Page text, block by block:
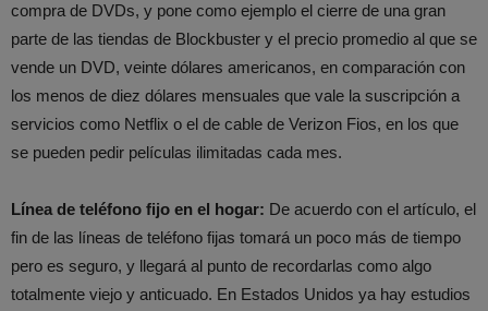
compra de DVDs, y pone como ejemplo el cierre de una gran
parte de las tiendas de Blockbuster y el precio promedio al que se
vende un DVD, veinte dólares americanos, en comparación con
los menos de diez dólares mensuales que vale la suscripción a
servicios como Netflix o el de cable de Verizon Fios, en los que
se pueden pedir películas ilimitadas cada mes.
Línea de teléfono fijo en el hogar: De acuerdo con el artículo, el
fin de las líneas de teléfono fijas tomará un poco más de tiempo
pero es seguro, y llegará al punto de recordarlas como algo
totalmente viejo y anticuado. En Estados Unidos ya hay estudios